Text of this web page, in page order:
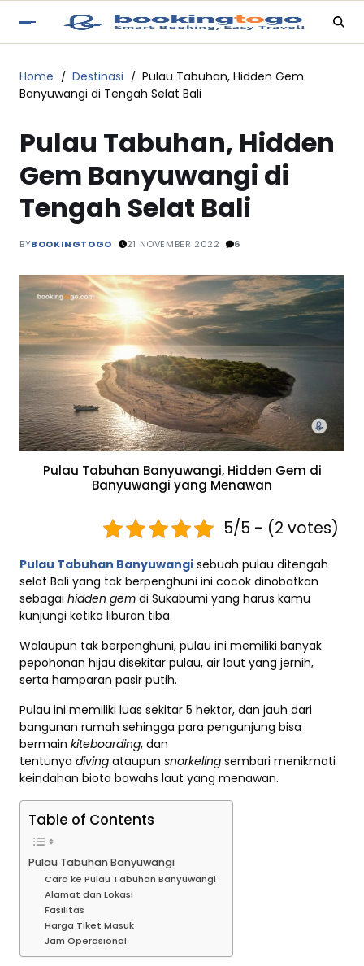
Home Destinasi
Pulau Tabuhan, Hidden Gem
Banyuwangi di Tengah Selat Bali
Pulau Tabuhan, Hidden
Gem Banyuwangi di
Tengah Selat Bali
BYBOOKINGTOGO 21 NOVEMBER 2022 6
Pulau Tabuhan Banyuwangi, Hidden Gem di
Banyuwangi yang Menawan
5/5 - (2 votes)
Pulau Tabuhan Banyuwangi sebuah pulau ditengah
selat Bali yang tak berpenghuni ini cocok dinobatkan
sebagai hidden gem di Sukabumi yang harus kamu
kunjungi ketika liburan tiba.
Walaupun tak berpenghuni, pulau ini memiliki banyak
pepohonan hijau disekitar pulau, air laut yang jernih,
serta hamparan pasir putih.
Pulau ini memiliki luas sekitar 5 hektar, dan jauh dari
bangunan rumah sehingga para pengunjung bisa
bermain kiteboarding, dan
tentunya diving ataupun snorkeling sembari menikmati
keindahan biota bawahs laut yang menawan.
Table of Contents
Pulau Tabuhan Banyuwangi
Cara ke Pulau Tabuhan Banyuwangi
Alamat dan Lokasi
Fasilitas
Harga Tiket Masuk
Jam Operasional